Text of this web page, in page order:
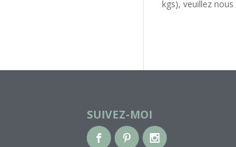
kgs), veuillez nous
SUIVEZ-MOI